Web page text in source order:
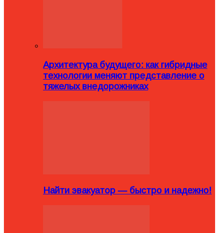
Архитектура будущего: как гибридные
технологии меняют представление о
тяжелых внедорожниках
Найти эвакуатор — быстро и надежно!